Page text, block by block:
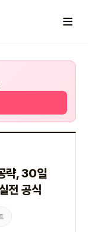
략, 30일
전 공식